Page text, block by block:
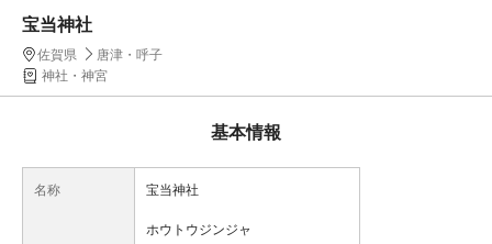
宝当神社
佐賀県
唐津・呼子
神社・神宮
基本情報
名称 宝当神社
ホウトウジンジャ